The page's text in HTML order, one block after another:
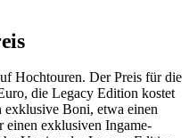
Hochtouren. Der Preis für die
die Legacy Edition kostet
Boni, etwa einen
einen exklusiven Ingame-